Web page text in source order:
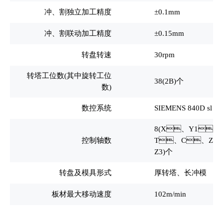
冲、割独立加工精度 ±0.1mm
冲、割联动加工精度 ±0.15mm
转盘转速 30rpm
转塔工位数(其中旋转工位
数)
38(2B)个
数控系统 SIEMENS 840D sl
控制轴数
8(X、Y1、
T、C、
Z3)个
转盘及模具形式 厚转塔、长冲模
板材最大移动速度 102m/min